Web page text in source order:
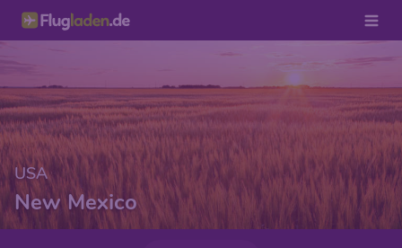
USA
New Mexico